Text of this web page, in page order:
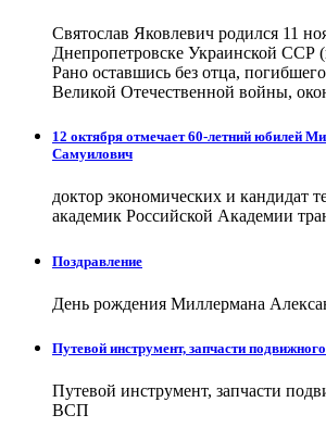
Святослав Яковлевич родился 11
Днепропетровске Украинской ССР
Рано оставшись без отца,
Великой Отечественной войны,
12 октября отмечает 60-летний юбилей
Самуилович
доктор экономических и кандидат
академик Российской Академии
Поздравление
День рождения Миллермана
Путевой инструмент, запчасти
Путевой инструмент, запчасти
ВСП